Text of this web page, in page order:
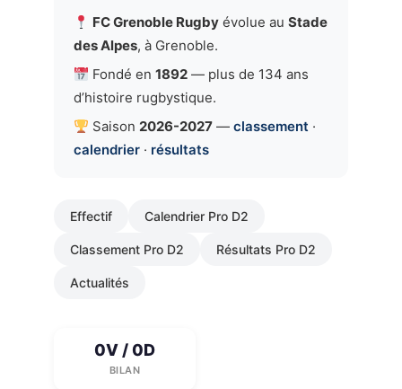
FC Grenoble Rugbyévolue au Stade
des Alpes, à Grenoble.
Fondé en 1892— plus de 134 ans
d’histoire rugbystique.
Saison 2026-2027— classement·
calendrier· résultats
Effectif Calendrier Pro D2
Classement Pro D2 Résultats Pro D2
Actualités
0V / 0D
BILAN